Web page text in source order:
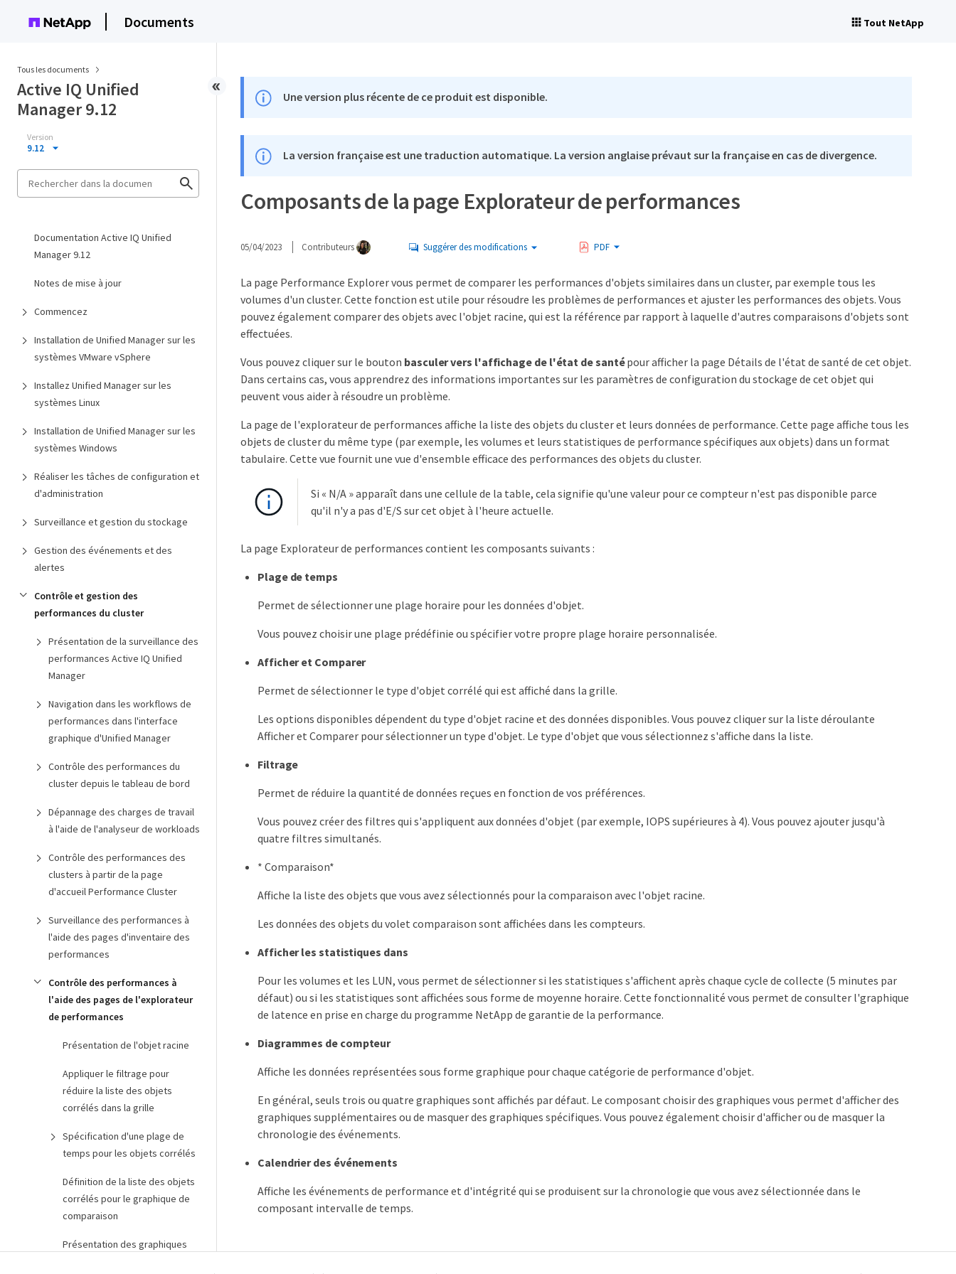
Documents Tout NetApp
Tous les documents
Active IQ Unified
Manager 9.12
Version
9.12
Documentation Active IQ Unified
Manager 9.12
Notes de mise à jour
Commencez
Installation de Unified Manager sur les
systèmes VMware vSphere
Installez Unified Manager sur les
systèmes Linux
Installation de Unified Manager sur les
systèmes Windows
Réaliser les tâches de configuration et
d'administration
Surveillance et gestion du stockage
Gestion des événements et des
alertes
Contrôle et gestion des
performances du cluster
Présentation de la surveillance des
performances Active IQ Unified
Manager
Navigation dans les workflows de
performances dans l'interface
graphique d'Unified Manager
Contrôle des performances du
cluster depuis le tableau de bord
Dépannage des charges de travail
à l'aide de l'analyseur de workloads
Contrôle des performances des
clusters à partir de la page
d'accueil Performance Cluster
Surveillance des performances à
l'aide des pages d'inventaire des
performances
Contrôle des performances à
l'aide des pages de l'explorateur
de performances
Présentation de l'objet racine
Appliquer le filtrage pour
réduire la liste des objets
corrélés dans la grille
Spécification d'une plage de
temps pour les objets corrélés
Définition de la liste des objets
corrélés pour le graphique de
comparaison
Présentation des graphiques
Une version plus récente de ce produit est disponible.
La version française est une traduction automatique. La version anglaise prévaut sur la française en cas de divergence.
Composants de la page Explorateur de performances
05/04/2023 Contributeurs Suggérer des modifications PDF
La page Performance Explorer vous permet de comparer les performances d'objets similaires dans un cluster, par exemple tous les
volumes d'un cluster. Cette fonction est utile pour résoudre les problèmes de performances et ajuster les performances des objets. Vous
pouvez également comparer des objets avec l'objet racine, qui est la référence par rapport à laquelle d'autres comparaisons d'objets sont
effectuées.
Vous pouvez cliquer sur le bouton basculer vers l'affichage de l'état de santépour afficher la page Détails de l'état de santé de cet objet.
Dans certains cas, vous apprendrez des informations importantes sur les paramètres de configuration du stockage de cet objet qui
peuvent vous aider à résoudre un problème.
La page de l'explorateur de performances affiche la liste des objets du cluster et leurs données de performance. Cette page affiche tous les
objets de cluster du même type (par exemple, les volumes et leurs statistiques de performance spécifiques aux objets) dans un format
tabulaire. Cette vue fournit une vue d'ensemble efficace des performances des objets du cluster.
Si « N/A » apparaît dans une cellule de la table, cela signifie qu'une valeur pour ce compteur n'est pas disponible parce
qu'il n'y a pas d'E/S sur cet objet à l'heure actuelle.
La page Explorateur de performances contient les composants suivants :
Plage de temps
Permet de sélectionner une plage horaire pour les données d'objet.
Vous pouvez choisir une plage prédéfinie ou spécifier votre propre plage horaire personnalisée.
Afficher et Comparer
Permet de sélectionner le type d'objet corrélé qui est affiché dans la grille.
Les options disponibles dépendent du type d'objet racine et des données disponibles. Vous pouvez cliquer sur la liste déroulante
Afficher et Comparer pour sélectionner un type d'objet. Le type d'objet que vous sélectionnez s'affiche dans la liste.
Filtrage
Permet de réduire la quantité de données reçues en fonction de vos préférences.
Vous pouvez créer des filtres qui s'appliquent aux données d'objet (par exemple, IOPS supérieures à 4). Vous pouvez ajouter jusqu'à
quatre filtres simultanés.
* Comparaison*
Affiche la liste des objets que vous avez sélectionnés pour la comparaison avec l'objet racine.
Les données des objets du volet comparaison sont affichées dans les compteurs.
Afficher les statistiques dans
Pour les volumes et les LUN, vous permet de sélectionner si les statistiques s'affichent après chaque cycle de collecte (5 minutes par
défaut) ou si les statistiques sont affichées sous forme de moyenne horaire. Cette fonctionnalité vous permet de consulter l'graphique
de latence en prise en charge du programme NetApp de garantie de la performance.
Diagrammes de compteur
Affiche les données représentées sous forme graphique pour chaque catégorie de performance d'objet.
En général, seuls trois ou quatre graphiques sont affichés par défaut. Le composant choisir des graphiques vous permet d'afficher des
graphiques supplémentaires ou de masquer des graphiques spécifiques. Vous pouvez également choisir d'afficher ou de masquer la
chronologie des événements.
Calendrier des événements
Affiche les événements de performance et d'intégrité qui se produisent sur la chronologie que vous avez sélectionnée dans le
composant intervalle de temps.